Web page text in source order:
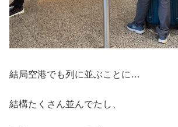
結局空港でも列に並ぶことに…
結構たくさん並んでたし、